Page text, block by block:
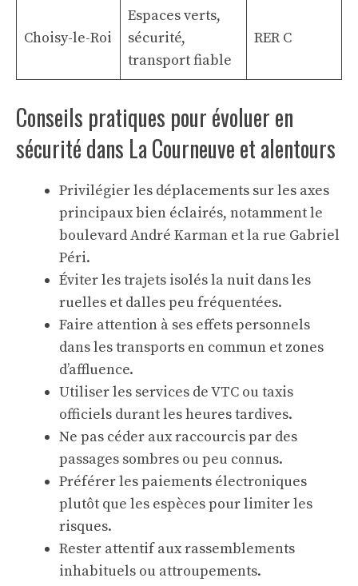
Choisy-le-Roi
Espaces verts,
sécurité,
transport fiable
RER C
Conseils pratiques pour évoluer en
sécurité dans La Courneuve et alentours
Privilégier les déplacements sur les axes
principaux bien éclairés, notamment le
boulevard André Karman et la rue Gabriel
Péri.
Éviter les trajets isolés la nuit dans les
ruelles et dalles peu fréquentées.
Faire attention à ses effets personnels
dans les transports en commun et zones
d’affluence.
Utiliser les services de VTC ou taxis
officiels durant les heures tardives.
Ne pas céder aux raccourcis par des
passages sombres ou peu connus.
Préférer les paiements électroniques
plutôt que les espèces pour limiter les
risques.
Rester attentif aux rassemblements
inhabituels ou attroupements.